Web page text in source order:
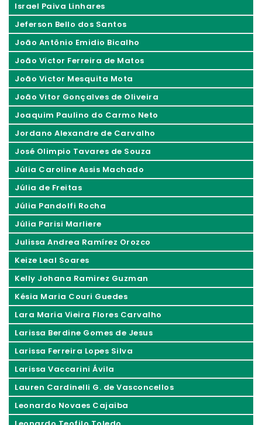
Israel Paiva Linhares
Jeferson Bello dos Santos
João Antônio Emidio Bicalho
João Victor Ferreira de Matos
João Victor Mesquita Mota
João Vitor Gonçalves de Oliveira
Joaquim Paulino do Carmo Neto
Jordano Alexandre de Carvalho
José Olimpio Tavares de Souza
Júlia Caroline Assis Machado
Júlia de Freitas
Júlia Pandolfi Rocha
Júlia Parisi Marliere
Julissa Andrea Ramírez Orozco
Keize Leal Soares
Kelly Johana Ramirez Guzman
Késia Maria Couri Guedes
Lara Maria Vieira Flores Carvalho
Larissa Berdine Gomes de Jesus
Larissa Ferreira Lopes Silva
Larissa Vaccarini Ávila
Lauren Cardinelli G. de Vasconcellos
Leonardo Novaes Cajaiba